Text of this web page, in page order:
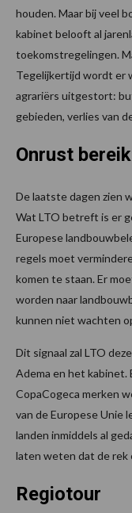
houden. Maar bij veel
kabinet belooft al
toekomstregelingen.
Tegelijkertijd wordt er
agrariërs uitgestort:
gebieden, verlies van
Onrust
De laatste dagen zien
Wat LTO betreft is er
Europese
regels moet
komen te staan. Er
worden naar
kunnen niet wachten
Dit signaal zal LTO
Adema en het kabinet.
CopaCogeca merken
van de Europese Unie
landen inmiddels al
laten weten dat de rek
Regiotour